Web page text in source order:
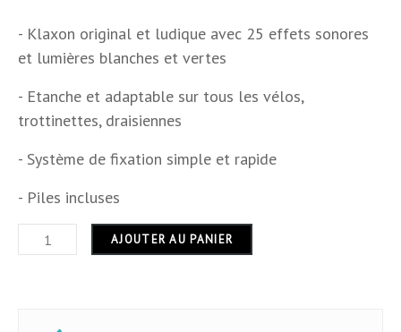
- Klaxon original et ludique avec 25 effets sonores
et lumières blanches et vertes
- Etanche et adaptable sur tous les vélos,
trottinettes, draisiennes
- Système de fixation simple et rapide
- Piles incluses
AJOUTER AU PANIER
Longueur 9,8 cm
Forme rectangulaire
Usage
Garantie 24 mois